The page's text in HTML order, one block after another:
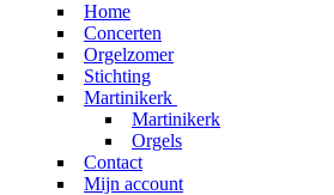
Home
Concerten
Orgelzomer
Stichting
Martinikerk
Martinikerk
Orgels
Contact
Mijn account